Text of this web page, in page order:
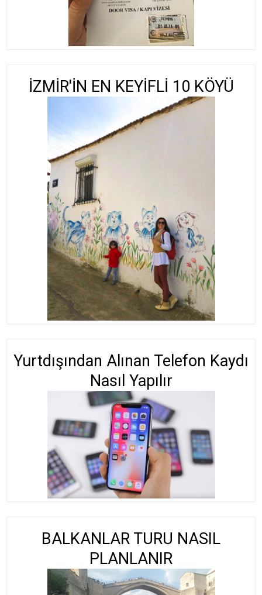
İZMİR'İN EN KEYİFLİ 10 KÖYÜ
Yurtdışından Alınan Telefon Kaydı
Nasıl Yapılır
BALKANLAR TURU NASIL
PLANLANIR